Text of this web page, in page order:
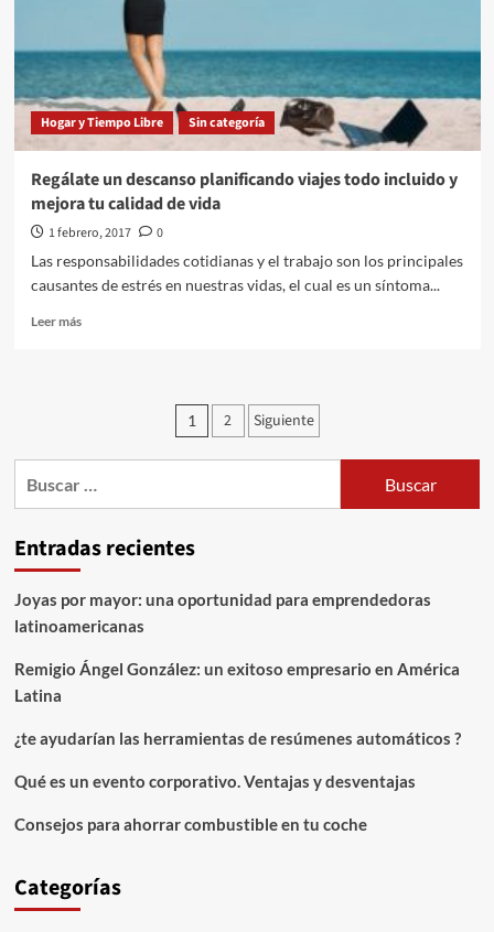
deleitarse
Hogar y Tiempo Libre Sin categoría
Regálate un descanso planificando viajes todo incluido y
mejora tu calidad de vida
1 febrero, 2017
0
Las responsabilidades cotidianas y el trabajo son los principales
causantes de estrés en nuestras vidas, el cual es un síntoma...
Leer másLeer
viajes
todo
incluido
mejora
tu
de
vida
Paginación
de
1 2 Siguiente
Entradas recientes
Joyas por mayor: una oportunidad para emprendedoras
latinoamericanas
Remigio Ángel González: un exitoso empresario en América
Latina
¿te ayudarían las herramientas de resúmenes automáticos ?
Qué es un evento corporativo. Ventajas y desventajas
Consejos para ahorrar combustible en tu coche
Categorías